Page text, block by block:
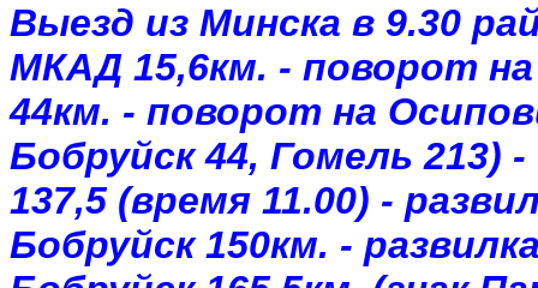
Выезд из Минска в 9.30
МКАД 15,6км. - поворот на
44км. - поворот на
Бобруйск44, Гомель 213) -
137,5 (время 11.00) -
Бобруйск 150км. -